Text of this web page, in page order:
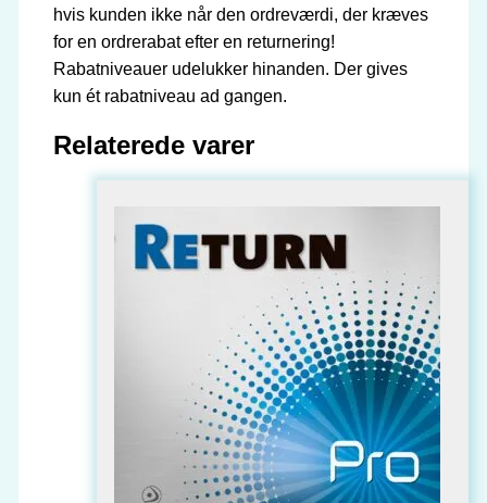
hvis kunden ikke når den ordreværdi, der kræves
for en ordrerabat efter en returnering!
Rabatniveauer udelukker hinanden. Der gives
kun ét rabatniveau ad gangen.
Relaterede varer